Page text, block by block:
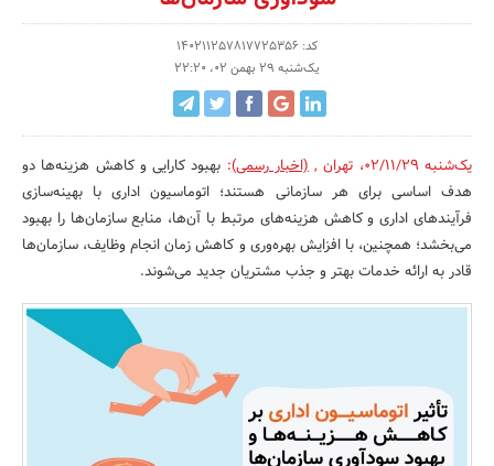
شرکت‌ها،
سازمان‌ها
و
روابط
عمومی‌ها
کسب و کار و خرده فروشی
صنایع غذایی و کشاورزی
کار و استخدام
مسکن و ساختمان
محیط زیست
تبلیغات و روابط عمومی
صنایع دستی رویداد
کد: 140211257817725356
یک‌شنبه 29 بهمن 02، 22:20
یک‌شنبه 02/11/29 ، تهران ,(اخبار رسمی): بهبود کارایی و کاهش هزینه‌ها دو
هدف اساسی برای هر سازمانی هستند؛ اتوماسیون اداری با بهینه‌سازی
فرآیندهای اداری و کاهش هزینه‌های مرتبط با آن‌ها، منابع سازمان‌ها را بهبود
می‌بخشد؛ همچنین، با افزایش بهره‌وری و کاهش زمان انجام وظایف، سازمان‌ها
قادر به ارائه خدمات بهتر و جذب مشتریان جدید می‌شوند.